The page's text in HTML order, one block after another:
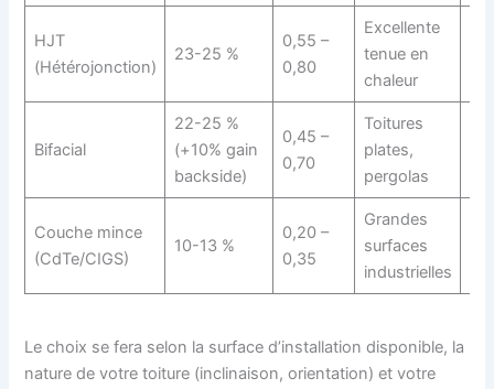
HJT
(Hétérojonction)
23-25 %
0,55 –
0,80
Excellente
tenue en
chaleur
Bifacial
22-25 %
(+10% gain
backside)
0,45 –
0,70
Toitures
plates,
pergolas
Couche mince
(CdTe/CIGS)
10-13 %
0,20 –
0,35
Grandes
surfaces
industrielles
Le choix se fera selon la surface d’installation disponible, la
nature de votre toiture (inclinaison, orientation) et votre